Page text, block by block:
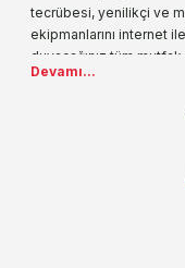
tecrübesi, yenilikçi ve
ekipmanlarını internet
duyacağınız tüm
Endüstriyel mutfak
sektörün farklı
Öztiryakiler resmi
donanıma sahip ekibi
mutbex.com ile
alacağınız hizmet
Devamı...